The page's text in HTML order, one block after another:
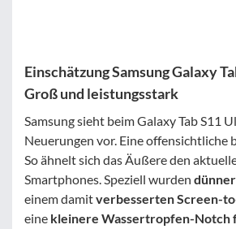
Einschätzung Samsung Galaxy
Groß und leistungsstark
Samsung sieht beim Galaxy Tab S11
Neuerungen vor. Eine offensichtliche
So ähnelt sich das Äußere den
Smartphones. Speziell wurden
einem damitverbesserten Screen-
eine kleinere Wassertropfen-Notch